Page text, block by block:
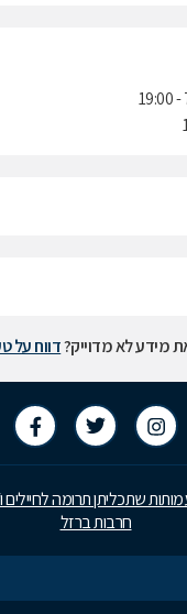
מידע לא מדוייק?דווח על
שתכליתן תרומה
חרבות ברזל